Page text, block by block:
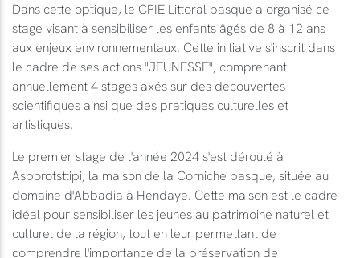
Dans cette optique, le CPIE Littoral basque a organisé ce
stage visant à sensibiliser les enfants âgés de 8 à 12 ans
aux enjeux environnementaux. Cette initiative s'inscrit dans
le cadre de ses actions "JEUNESSE", comprenant
annuellement 4 stages axés sur des découvertes
scientifiques ainsi que des pratiques culturelles et
artistiques.
Le premier stage de l'année 2024 s'est déroulé à
Asporotsttipi, la maison de la Corniche basque, située au
domaine d'Abbadia à Hendaye. Cette maison est le cadre
idéal pour sensibiliser les jeunes au patrimoine naturel et
culturel de la région, tout en leur permettant de
comprendre l'importance de la préservation de